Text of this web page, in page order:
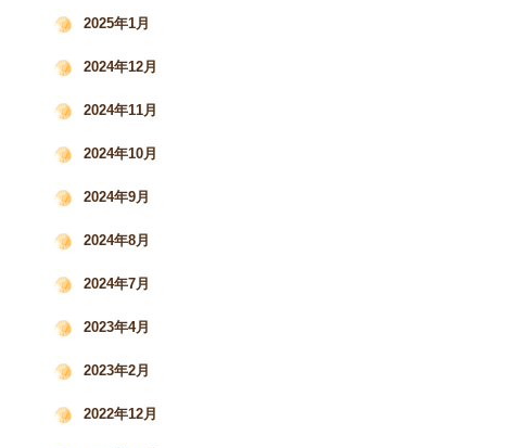
2025年1月
2024年12月
2024年11月
2024年10月
2024年9月
2024年8月
2024年7月
2023年4月
2023年2月
2022年12月